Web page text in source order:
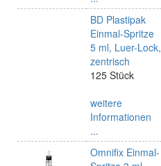
BD Plastipak
Einmal-Spritze
5 ml, Luer-Lock,
zentrisch
125 Stück
weitere
Informationen
...
Omnifix Einmal-